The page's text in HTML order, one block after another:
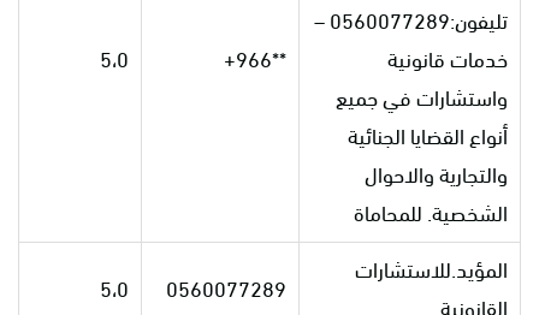
تليفون:0560077289 –
خدمات قانونية
واستشارات في جميع
أنواع القضايا الجنائية
والتجارية والاحوال
الشخصية. للمحاماة
**966+ 5،0
المؤيد.للاستشارات
القانونية
0560077289 5،0